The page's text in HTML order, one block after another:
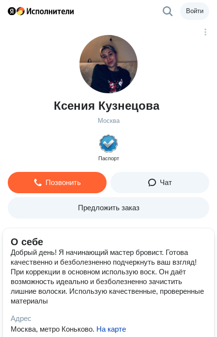
Войти
Ксения Кузнецова
Москва
Паспорт
Позвонить Чат
Предложить заказ
О себе
Добрый день! Я начинающий мастер бровист. Готова
качественно и безболезненно подчеркнуть ваш взгляд!
При коррекции в основном использую воск. Он даёт
возможность идеально и безболезненно зачистить
лишние волоски. Использую качественные, проверенные
материалы
Адрес
Москва, метро Коньково. На карте